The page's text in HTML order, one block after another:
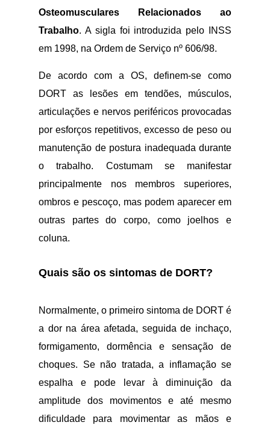
Osteomusculares Relacionados ao
Trabalho. A sigla foi introduzida pelo INSS
em 1998, na Ordem de Serviço nº 606/98.
De acordo com a OS, definem-se como
DORT as lesões em tendões, músculos,
articulações e nervos periféricos provocadas
por esforços repetitivos, excesso de peso ou
manutenção de postura inadequada durante
o trabalho. Costumam se manifestar
principalmente nos membros superiores,
ombros e pescoço, mas podem aparecer em
outras partes do corpo, como joelhos e
coluna.
Quais são os sintomas de DORT?
Normalmente, o primeiro sintoma de DORT é
a dor na área afetada, seguida de inchaço,
formigamento, dormência e sensação de
choques. Se não tratada, a inflamação se
espalha e pode levar à diminuição da
amplitude dos movimentos e até mesmo
dificuldade para movimentar as mãos e